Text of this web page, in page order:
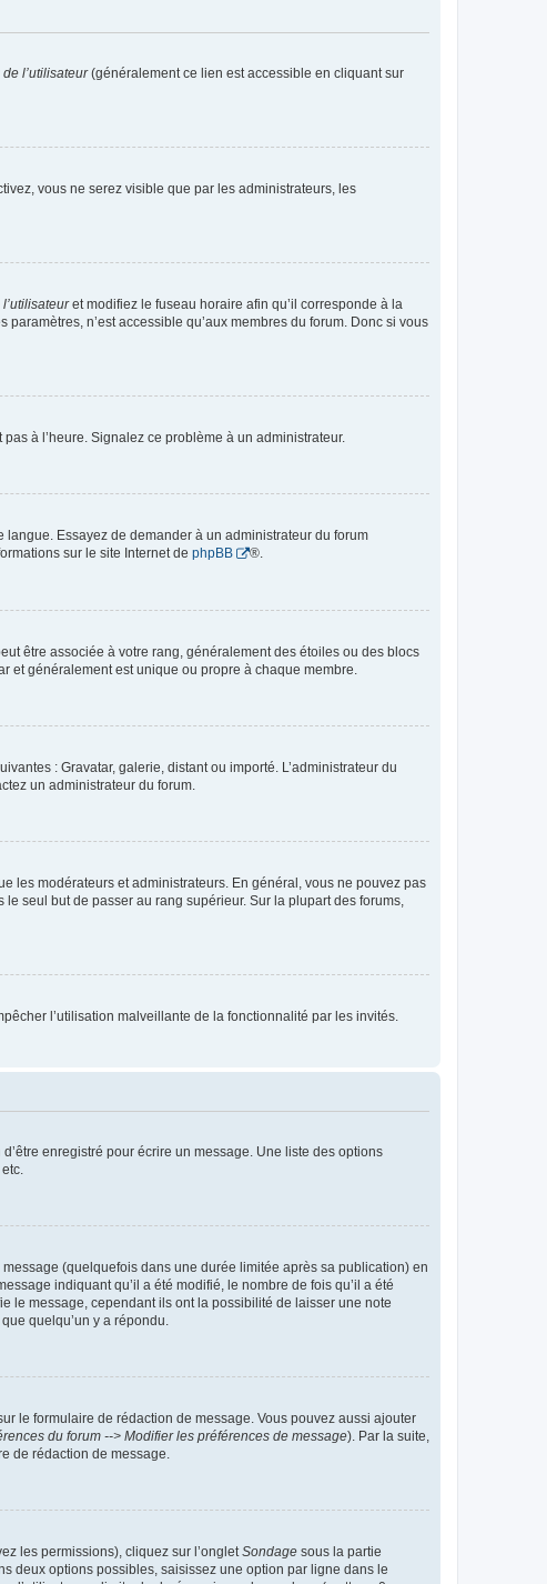
l’utilisateur(généralement ce lien est accessible en cliquant sur
vous ne serez visible que par les administrateurs, les
et modifiez le fuseau horaire afin qu’il corresponde à la
n’est accessible qu’aux membres du forum. Donc si vous
à l’heure. Signalez ce problème à un administrateur.
langue. Essayez de demander à un administrateur du forum
sur le site Internet de phpBB ®.
être associée à votre rang, généralement des étoiles ou des blocs
et généralement est unique ou propre à chaque membre.
: Gravatar, galerie, distant ou importé. L’administrateur du
un administrateur du forum.
les modérateurs et administrateurs. En général, vous ne pouvez pas
seul but de passer au rang supérieur. Sur la plupart des forums,
l’utilisation malveillante de la fonctionnalité par les invités.
enregistré pour écrire un message. Une liste des options
(quelquefois dans une durée limitée après sa publication) en
indiquant qu’il a été modifié, le nombre de fois qu’il a été
le message, cependant ils ont la possibilité de laisser une note
quelqu’un y a répondu.
le formulaire de rédaction de message. Vous pouvez aussi ajouter
du forum --> Modifier les préférences de message). Par la suite,
de rédaction de message.
les permissions), cliquez sur l’ongletSondage sous la partie
deux options possibles, saisissez une option par ligne dans le